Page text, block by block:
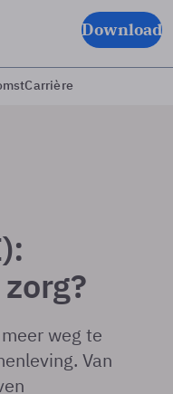
Download
Carrière
weg te
Van